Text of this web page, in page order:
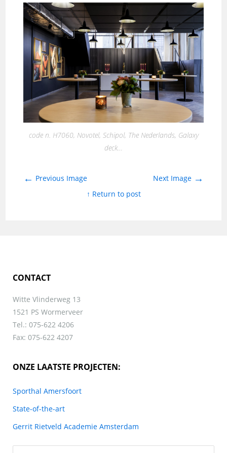
code n. H7060, Novotel, Schipol, The Nederlands, Galaxy
deck…
← Previous Image Next Image →
↑ Return to post
CONTACT
Witte Vlinderweg 13
1521 PS Wormerveer
Tel.: 075-622 4206
Fax: 075-622 4207
ONZE LAATSTE PROJECTEN:
Sporthal Amersfoort
State-of-the-art
Gerrit Rietveld Academie Amsterdam